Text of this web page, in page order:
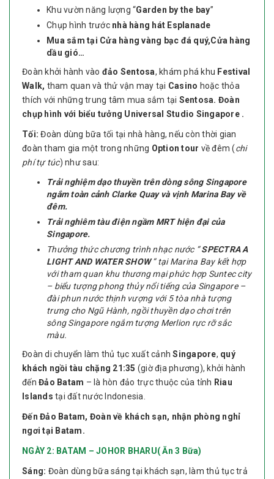
Khu vườn năng lượng “Garden by the bay”
Chụp hình trước nhà hàng hát Esplanade
Mua sắm tại Cửa hàng vàng bạc đá quý,Cửa hàng
dầu gió…
Đoàn khởi hành vào đảo Sentosa, khám phá khu Festival
Walk, tham quan và thử vận may tại Casino hoặc thỏa
thích với những trung tâm mua sắm tại Sentosa. Đoàn
chụp hình với biểu tưởng Universal Studio Singapore .
Tối: Đoàn dùng bữa tối tại nhà hàng, nếu còn thời gian
đoàn tham gia một trong những Option tour về đêm (chi
phí tự túc) như sau:
Trải nghiệm dạo thuyền trên dòng sông Singapore
ngắm toàn cảnh Clarke Quay và vịnh Marina Bay về
đêm.
Trải nghiêm tàu điện ngầm MRT hiện đại của
Singapore.
Thưởng thức chương trình nhạc nước “SPECTRA A
LIGHT AND WATER SHOW“ tại Marina Bay kết hợp
với tham quan khu thương mại phức hợp Suntec city
– biểu tượng phong thủy nổi tiếng của Singapore –
đài phun nước thịnh vượng với 5 tòa nhà tượng
trưng cho Ngũ Hành, ngồi thuyền dạo chơi trên
sông Singapore ngắm tượng Merlion rực rỡ sắc
màu.
Đoàn di chuyển làm thủ tục xuất cảnhSingapore, quý
khách ngồi tàu chặng 21:35 (giờ địa phương), khởi hành
đến Đảo Batam – là hòn đảo trực thuộc của tỉnh Riau
Islands tại đất nước Indonesia.
Đến Đảo Batam, Đoàn về khách sạn, nhận phòng nghỉ
ngơi tại Batam.
NGÀY 2: BATAM – JOHOR BHARU( Ăn 3 Bữa)
Sáng: Đoàn dùng bữa sáng tại khách sạn, làm thủ tục trả